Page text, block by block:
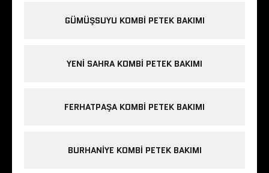
GÜMÜŞSUYU KOMBI PETEK BAKIMI
YENI SAHRA KOMBI PETEK BAKIMI
FERHATPAŞA KOMBI PETEK BAKIMI
BURHANIYE KOMBI PETEK BAKIMI